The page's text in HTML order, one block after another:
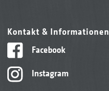
Kontakt & Informationen
Facebook
Instagram